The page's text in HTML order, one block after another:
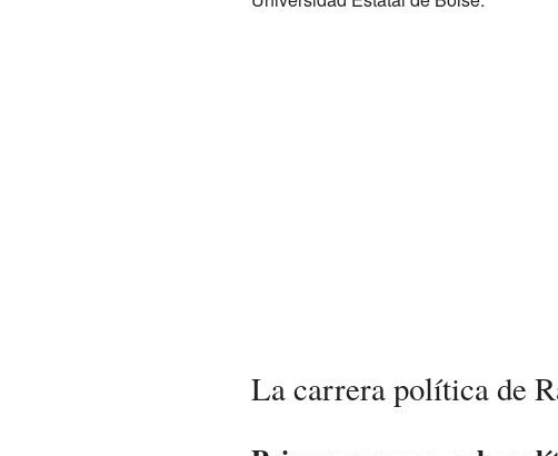
La carrera política de